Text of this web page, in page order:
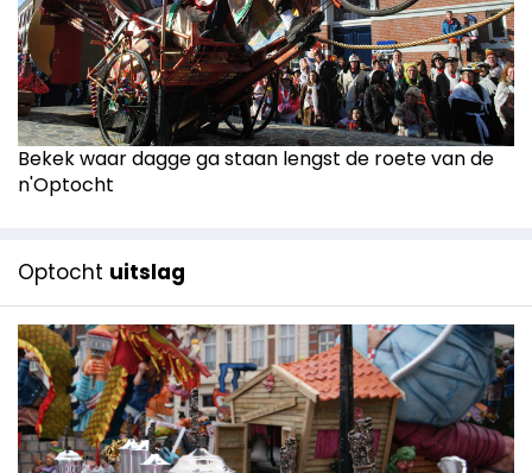
Bekek waar dagge ga staan lengst de roete van de
n'Optocht
Optocht uitslag